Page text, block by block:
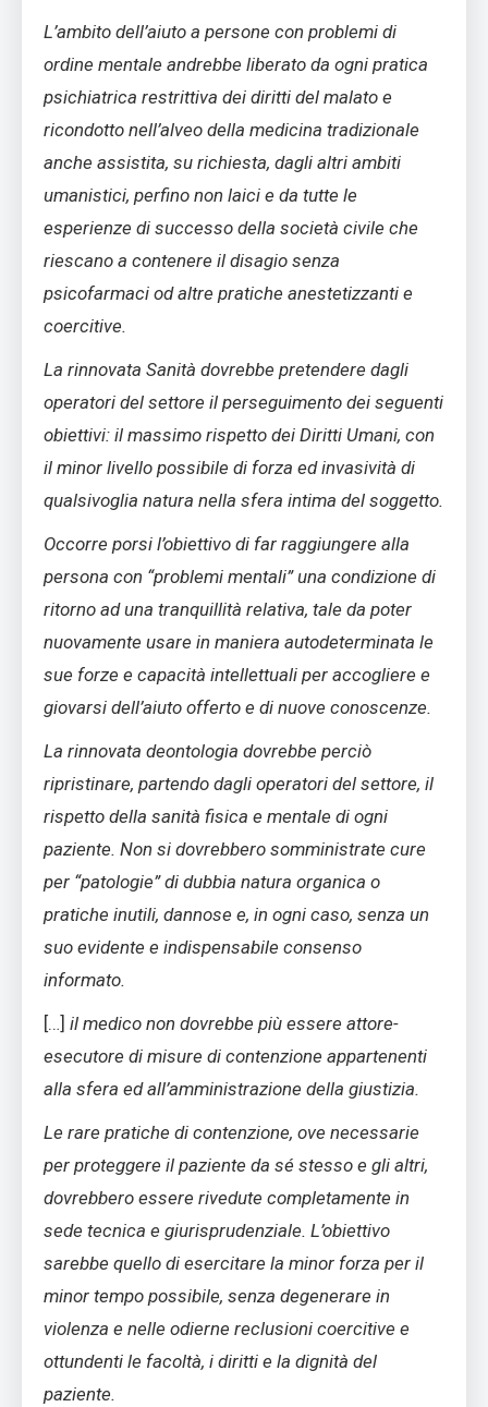
L’ambito dell’aiuto a persone con problemi di
ordine mentale andrebbe liberato da ogni pratica
psichiatrica restrittiva dei diritti del malato e
ricondotto nell’alveo della medicina tradizionale
anche assistita, su richiesta, dagli altri ambiti
umanistici, perfino non laici e da tutte le
esperienze di successo della società civile che
riescano a contenere il disagio senza
psicofarmaci od altre pratiche anestetizzanti e
coercitive.
La rinnovata Sanità dovrebbe pretendere dagli
operatori del settore il perseguimento dei seguenti
obiettivi: il massimo rispetto dei Diritti Umani, con
il minor livello possibile di forza ed invasività di
qualsivoglia natura nella sfera intima del soggetto.
Occorre porsi l’obiettivo di far raggiungere alla
persona con “problemi mentali” una condizione di
ritorno ad una tranquillità relativa, tale da poter
nuovamente usare in maniera autodeterminata le
sue forze e capacità intellettuali per accogliere e
giovarsi dell’aiuto offerto e di nuove conoscenze.
La rinnovata deontologia dovrebbe perciò
ripristinare, partendo dagli operatori del settore, il
rispetto della sanità fisica e mentale di ogni
paziente. Non si dovrebbero somministrate cure
per “patologie” di dubbia natura organica o
pratiche inutili, dannose e, in ogni caso, senza un
suo evidente e indispensabile consenso
informato.
[…] il medico non dovrebbe più essere attore-
esecutore di misure di contenzione appartenenti
alla sfera ed all’amministrazione della giustizia.
Le rare pratiche di contenzione, ove necessarie
per proteggere il paziente da sé stesso e gli altri,
dovrebbero essere rivedute completamente in
sede tecnica e giurisprudenziale. L’obiettivo
sarebbe quello di esercitare la minor forza per il
minor tempo possibile, senza degenerare in
violenza e nelle odierne reclusioni coercitive e
ottundenti le facoltà, i diritti e la dignità del
paziente.